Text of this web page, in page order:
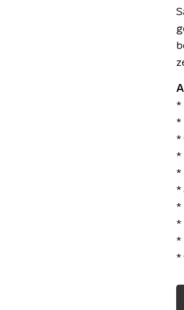
*
*
*
*
*
*
*
*
*
*